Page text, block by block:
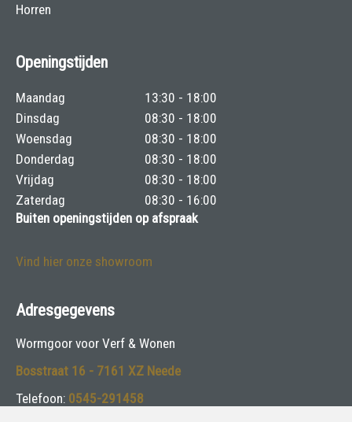
Horren
Openingstijden
Maandag
13:30 - 18:00
Dinsdag
08:30 - 18:00
Woensdag
08:30 - 18:00
Donderdag
08:30 - 18:00
Vrijdag
08:30 - 18:00
Zaterdag
08:30 - 16:00
Buiten openingstijden op afspraak
Vind hier onze showroom
Adresgegevens
Wormgoor voor Verf & Wonen
Bosstraat 16 - 7161 XZ Neede
Telefoon: 0545-291458